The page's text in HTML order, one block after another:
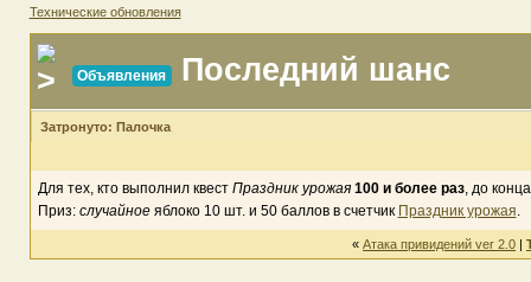
Технические обновления
Объявления Последний шанс
Затронуто: Палочка
Для тех, кто выполнил квест Праздник урожая 100 и более раз, до
Приз: случайноеяблоко 10 шт. и 50 баллов в счетчик Праздник урожая.
« Атака привидений ver 2.0 |